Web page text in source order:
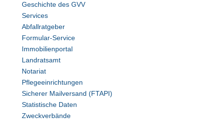
Geschichte des GVV
Services
Abfallratgeber
Formular-Service
Immobilienportal
Landratsamt
Notariat
Pflegeeinrichtungen
Sicherer Mailversand (FTAPI)
Statistische Daten
Zweckverbände